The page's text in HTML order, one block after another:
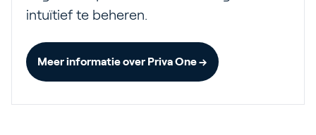
intuïtief te beheren.
Meer informatie over Priva One →